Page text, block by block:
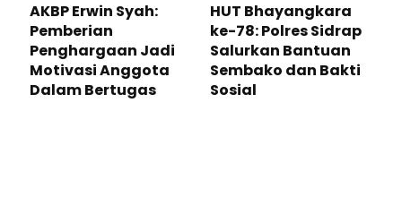
AKBP Erwin Syah:
Pemberian
Penghargaan Jadi
Motivasi Anggota
Dalam Bertugas
HUT Bhayangkara
ke-78: Polres Sidrap
Salurkan Bantuan
Sembako dan Bakti
Sosial